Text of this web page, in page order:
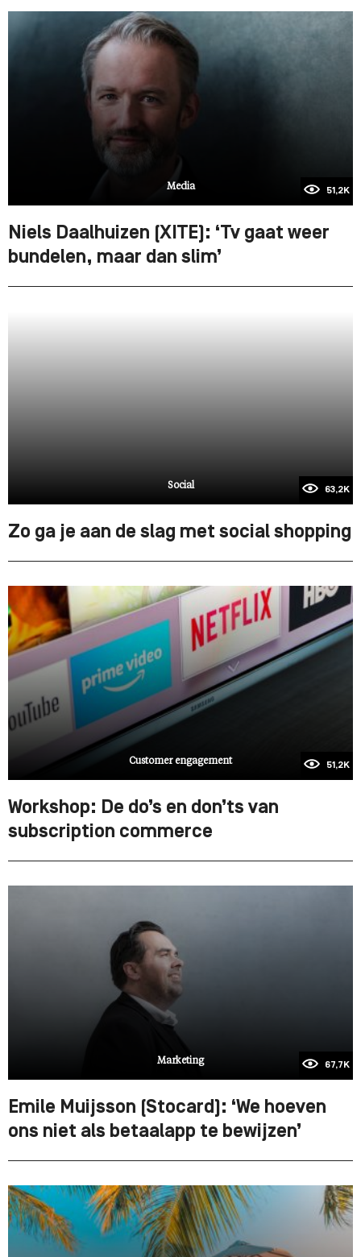
Media 51,2K
Niels Daalhuizen (XITE): ‘Tv gaat weer
bundelen, maar dan slim’
Social 63,2K
Zo ga je aan de slag met social shopping
Customer engagement 51,2K
Workshop: De do’s en don’ts van
subscription commerce
Marketing 67,7K
Emile Muijsson (Stocard): ‘We hoeven
ons niet als betaalapp te bewijzen’